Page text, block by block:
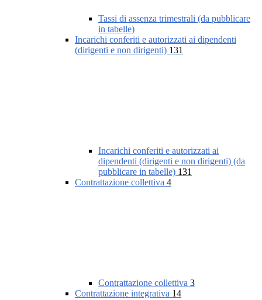
Tassi di assenza trimestrali (da pubblicare
in tabelle)
Incarichi conferiti e autorizzati ai dipendenti
(dirigenti e non dirigenti) 131
Incarichi conferiti e autorizzati ai
dipendenti (dirigenti e non dirigenti) (da
pubblicare in tabelle) 131
Contrattazione collettiva 4
Contrattazione collettiva 3
Contrattazione integrativa 14